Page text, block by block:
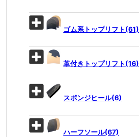
ゴム系トップリフト(61)
革付きトップリフト(16)
スポンジヒール(6)
ハーフソール(67)